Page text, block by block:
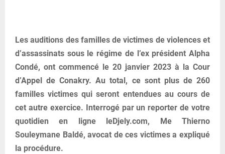
Les auditions des familles de victimes de violences et
d’assassinats sous le régime de l’ex président Alpha
Condé, ont commencé le 20 janvier 2023 à la Cour
d’Appel de Conakry. Au total, ce sont plus de 260
familles victimes qui seront entendues au cours de
cet autre exercice. Interrogé par un reporter de votre
quotidien en ligne leDjely.com, Me Thierno
Souleymane Baldé, avocat de ces victimes a expliqué
la procédure.